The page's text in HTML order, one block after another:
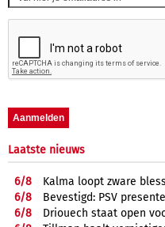
Laatste nieuws
6/8
Kalma loopt zware
6/8
Bevestigd: PSV
6/8
Driouech staat open